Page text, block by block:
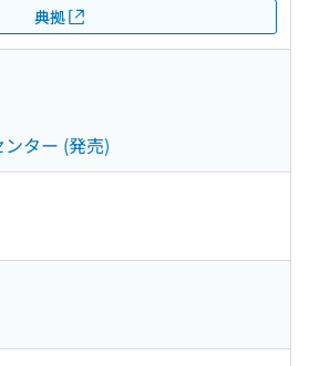
典拠
ター (発売)